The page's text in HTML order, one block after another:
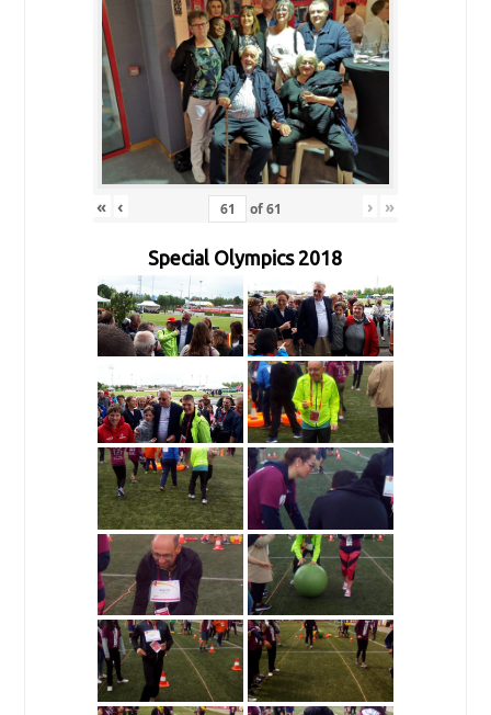
« ‹ of61 › »
Special Olympics 2018